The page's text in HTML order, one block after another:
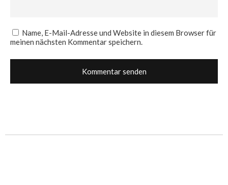
Name, E-Mail-Adresse und Website in diesem Browser für
meinen nächsten Kommentar speichern.